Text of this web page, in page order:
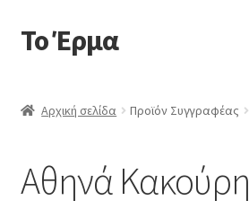
Απευθείας
μετάβαση
πλοήγηση
Μετάβαση
σε
Το Έρμα
Κατηγορίες Βιβλίων
Αρχική σελίδα Προϊόν Συγγραφέας
Αθηνά Κακούρη